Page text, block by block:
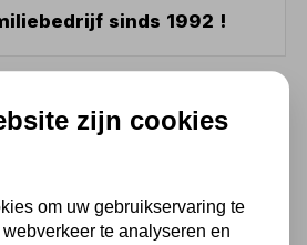
sinds 1992 !
zijn cookies
om uw gebruikservaring te
te analyseren en